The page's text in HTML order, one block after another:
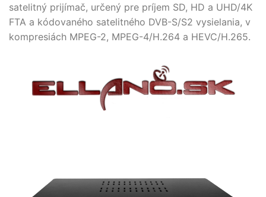
satelitný prijímač, určený pre príjem SD, HD a UHD/4K
FTA a kódovaného satelitného DVB-S/S2 vysielania, v
kompresiách MPEG-2, MPEG-4/H.264 a HEVC/H.265.